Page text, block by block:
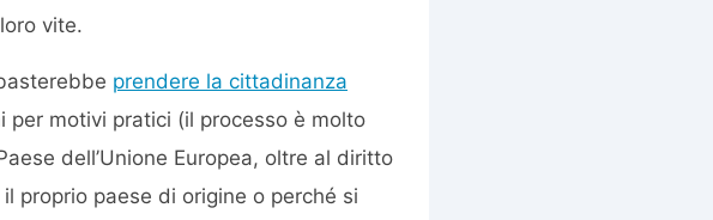
vite.
prendere la cittadinanza
per motivi pratici (il processo è molto
dell’Unione Europea, oltre al diritto
proprio paese di origine o perché si